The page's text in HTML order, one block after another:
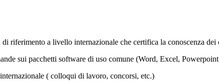
di riferimento a livello internazionale che certifica la conoscenza
sui pacchetti software di uso comune (Word, Excel,
( colloqui di lavoro, concorsi, etc.)